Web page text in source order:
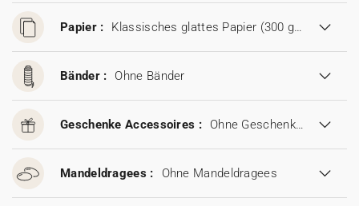
Papier : Klassisches glattes Papier (300 g/m²)
Bänder : Ohne Bänder
Geschenke Accessoires : Ohne Geschenke Accessoires
Mandeldragees : Ohne Mandeldragees